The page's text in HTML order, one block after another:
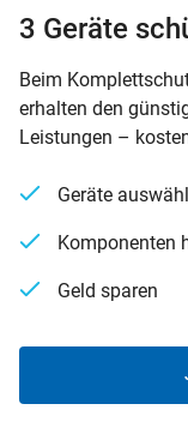
3 Geräte
Beim
erhalten den
Leistungen –
Geräte
Komponenten
Geld sparen